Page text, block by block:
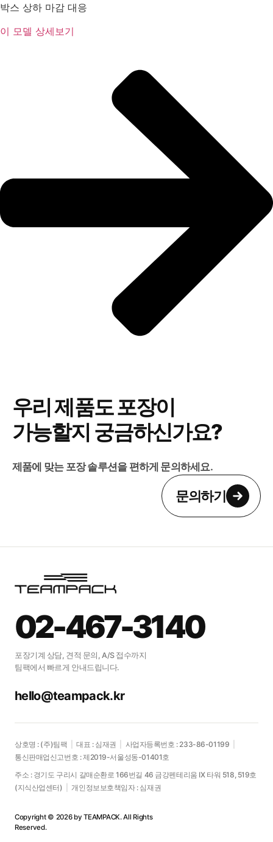
박스 상하 마감 대응
이 모델 상세보기
우리 제품도 포장이
가능할지 궁금하신가요?
제품에 맞는 포장 솔루션을 편하게 문의하세요.
문의하기
우리 제품도 포장이
가능할지
궁금하신가요?
문의하세요.
문의하기
02-467-3140
포장기계 상담, 견적 문의, A/S 접수까지
팀팩에서 빠르게 안내드립니다.
hello@teampack.kr
상호명 : (주)팀팩 대표 : 심재권 사업자등록번호 : 233-86-01199
통신판매업신고번호 : 제2019-서울성동-01401호
주소 : 경기도 구리시 갈매순환로 166번길 46 금강펜테리움 IX 타워 518, 519호
(지식산업센터)
개인정보보호책임자 : 심재권
Copyright © 2026 by TEAMPACK. All Rights
Reserved.